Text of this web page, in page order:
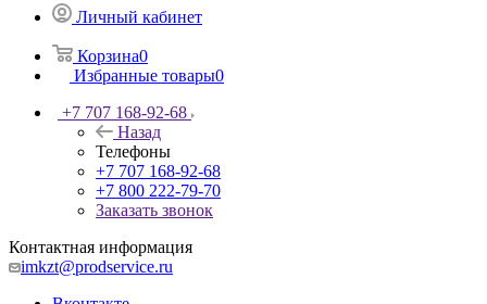
Личный кабинет
Корзина0
Избранные товары0
+7 707 168-92-68
Назад
Телефоны
+7 707 168-92-68
+7 800 222-79-70
Заказать звонок
Контактная информация
imkzt@prodservice.ru